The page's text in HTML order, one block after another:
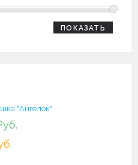
ПОКАЗАТЬ
"Ангелок"